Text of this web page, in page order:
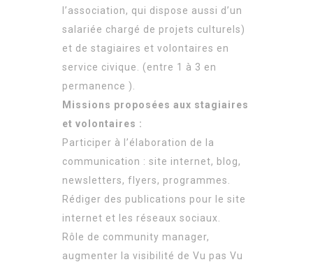
l’association, qui dispose aussi d’un
salariée chargé de projets culturels)
et de stagiaires et volontaires en
service civique. (entre 1 à 3 en
permanence ).
Missions proposées aux stagiaires
et volontaires :
Participer à l’élaboration de la
communication : site internet, blog,
newsletters, flyers, programmes.
Rédiger des publications pour le site
internet et les réseaux sociaux.
Rôle de community manager,
augmenter la visibilité de Vu pas Vu